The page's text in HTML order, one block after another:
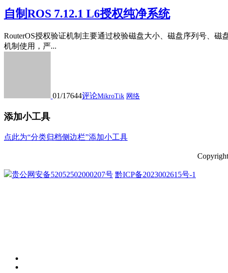
自制ROS 7.12.1 L6授权纯净系统
RouterOS授权验证机制主要通过校验磁盘大小、磁盘序列号、
机制使用，严...
01/17644评论MikroTik 网络
添加小工具
点此为“分类归档侧边栏”添加小工具
贵公网安备52052502000207号 黔ICP备2023002615号-1